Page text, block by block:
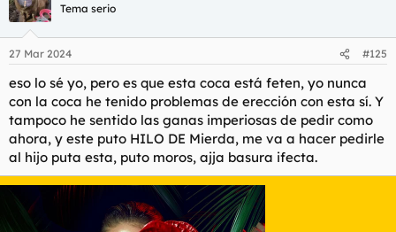
Tema serio
27 Mar 2024 #125
eso lo sé yo, pero es que esta coca está feten, yo nunca
con la coca he tenido problemas de erección con esta sí. Y
tampoco he sentido las ganas imperiosas de pedir como
ahora, y este puto HILO DE Mierda, me va a hacer pedirle
al hijo puta esta, puto moros, ajja basura ifecta.